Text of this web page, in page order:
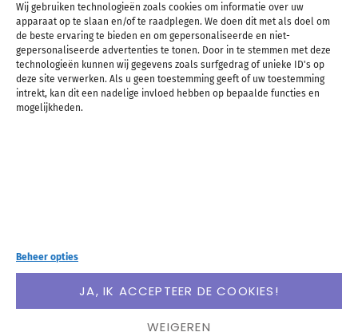
Wij gebruiken technologieën zoals cookies om informatie over uw
apparaat op te slaan en/of te raadplegen. We doen dit met als doel om
de beste ervaring te bieden en om gepersonaliseerde en niet-
gepersonaliseerde advertenties te tonen. Door in te stemmen met deze
technologieën kunnen wij gegevens zoals surfgedrag of unieke ID's op
deze site verwerken. Als u geen toestemming geeft of uw toestemming
intrekt, kan dit een nadelige invloed hebben op bepaalde functies en
mogelijkheden.
Beheer opties
JA, IK ACCEPTEER DE COOKIES!
WEIGEREN
houden? Wat doe ik als ik het overzicht kwijt ben?
Dat deel ik met je in het blogartikel van vandaag.